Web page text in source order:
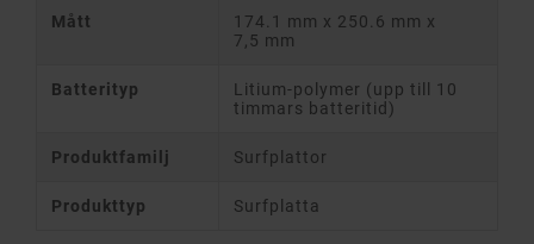
Mått
174.1 mm x 250.6 mm x
7,5 mm
Batterityp
Litium-polymer (upp till 10
timmars batteritid)
Produktfamilj Surfplattor
Produkttyp Surfplatta